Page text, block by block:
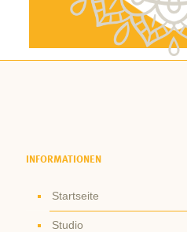
INFORMATIONEN
Startseite
Studio